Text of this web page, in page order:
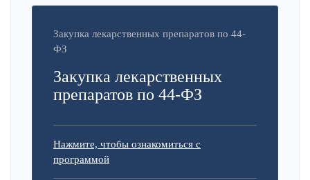
Закупка лекарственных препаратов по 44-
ФЗ
Закупка лекарственных
препаратов по 44-ФЗ
Нажмите, чтобы ознакомиться с
программой